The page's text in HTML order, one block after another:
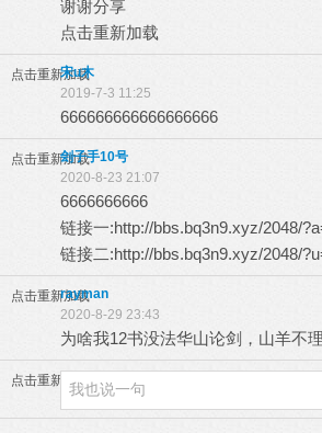
谢谢分享
点击重新加载
点击重新加载
宋u木
2019-7-3 11:25
666666666666666666
点击重新加载刽子手10号
2020-8-23 21:07
6666666666
链接一:http://bbs.bq3n9.xyz/2048/
链接二:http://bbs.bq3n9.xyz/2048/
点击重新加载
rayman
2020-8-29 23:43
为啥我12书没法华山论剑，山羊不
点击重新加载